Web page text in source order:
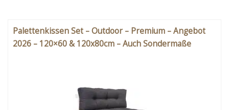
Palettenkissen Set – Outdoor – Premium – Angebot
2026 – 120×60 & 120x80cm – Auch Sondermaße